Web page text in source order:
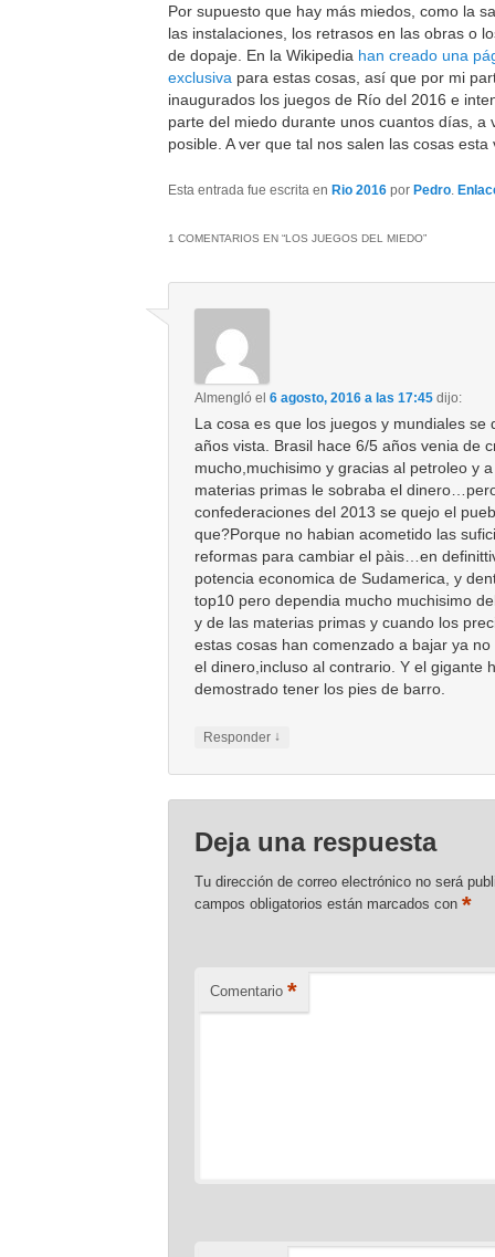
Por supuesto que hay más miedos, como la
las instalaciones, los retrasos en las obras o
de dopaje. En la Wikipedia han creado una
exclusiva para estas cosas, así que por mi
inaugurados los juegos de Río del 2016 e
parte del miedo durante unos cuantos días, a
posible. A ver que tal nos salen las cosas esta
Esta entrada fue escrita enRio 2016 porPedro .
1 COMENTARIOS EN “LOS JUEGOS DEL MIEDO”
Almengló el6 agosto, 2016 a las 17:45 dijo:
La cosa es que los juegos y mundiales se
años vista. Brasil hace 6/5 años venia de
mucho,muchisimo y gracias al petroleo y
materias primas le sobraba el
confederaciones del 2013 se quejo el
que?Porque no habian acometido las
reformas para cambiar el pàis…en
potencia economica de Sudamerica, y
top10 pero dependia mucho muchisimo
y de las materias primas y cuando los
estas cosas han comenzado a bajar ya no
el dinero,incluso al contrario. Y el gigante
demostrado tener los pies de barro.
Responder ↓
Deja una respuesta
Tu dirección de correo electrónico no será
campos obligatorios están marcados con*
Comentario *